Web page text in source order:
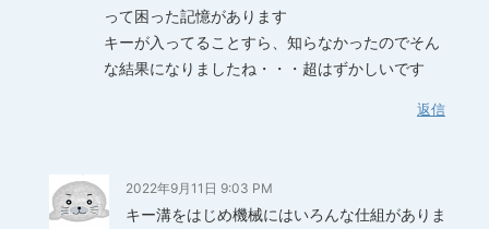
って困った記憶があります
キーが入ってることすら、知らなかったのでそん
な結果になりましたね・・・超はずかしいです
返信
2022年9月11日 9:03 PM
キー溝をはじめ機械にはいろんな仕組がありま